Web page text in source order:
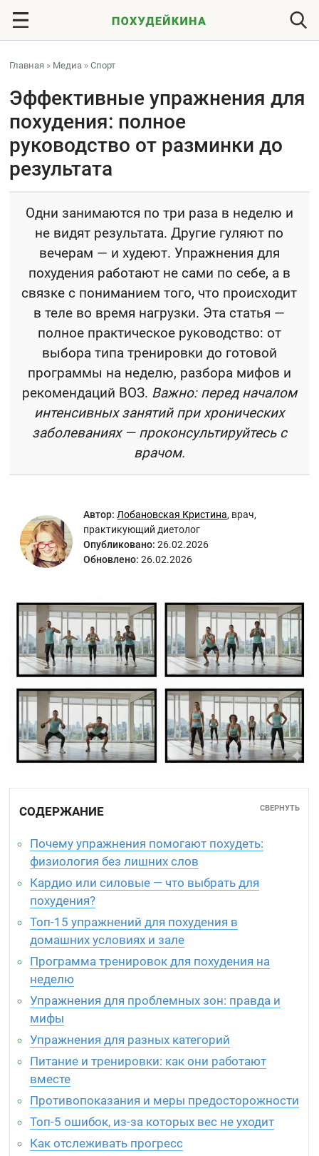
Главная » Медиа »Спорт
Эффективные упражнения для
похудения: полное
руководство от разминки до
результата
Одни занимаются по три раза в неделю и
не видят результата. Другие гуляют по
вечерам — и худеют. Упражнения для
похудения работают не сами по себе, а в
связке с пониманием того, что происходит
в теле во время нагрузки. Эта статья —
полное практическое руководство: от
выбора типа тренировки до готовой
программы на неделю, разбора мифов и
рекомендаций ВОЗ. Важно: перед началом
интенсивных занятий при хронических
заболеваниях — проконсультируйтесь с
врачом.
Автор: Лобановская Кристина, врач,
практикующий диетолог
Опубликовано: 26.02.2026
Обновлено: 26.02.2026
СОДЕРЖАНИЕ СВЕРНУТЬ
Почему упражнения помогают похудеть:
физиология без лишних слов
Кардио или силовые — что выбрать для
похудения?
Топ-15 упражнений для похудения в
домашних условиях и зале
Программа тренировок для похудения на
неделю
Упражнения для проблемных зон: правда и
мифы
Упражнения для разных категорий
Питание и тренировки: как они работают
вместе
Противопоказания и меры предосторожности
Топ-5 ошибок, из-за которых вес не уходит
Как отслеживать прогресс